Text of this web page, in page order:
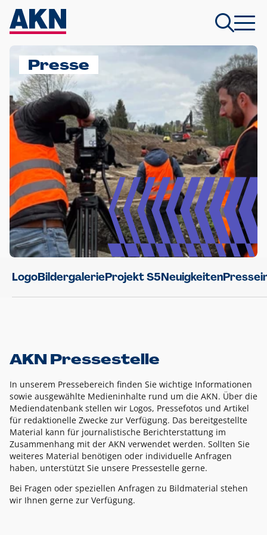
Presse
LogoBildergalerieProjekt S5Neuigkeiten
AKN Pressestelle
In unserem Pressebereich finden Sie wichtige Informationen
sowie ausgewählte Medieninhalte rund um die AKN. Über die
Mediendatenbank stellen wir Logos, Pressefotos und Artikel
für redaktionelle Zwecke zur Verfügung. Das bereitgestellte
Material kann für journalistische Berichterstattung im
Zusammenhang mit der AKN verwendet werden. Sollten Sie
weiteres Material benötigen oder individuelle Anfragen
haben, unterstützt Sie unsere Pressestelle gerne.
Bei Fragen oder speziellen Anfragen zu Bildmaterial stehen
wir Ihnen gerne zur Verfügung.